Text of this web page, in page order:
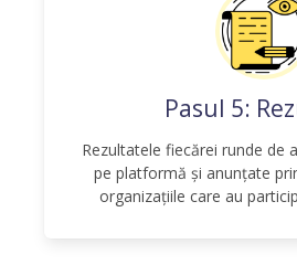
Pasul 5:
Rezultatele fiecărei runde de
pe platformă și anunțate
organizațiile care au